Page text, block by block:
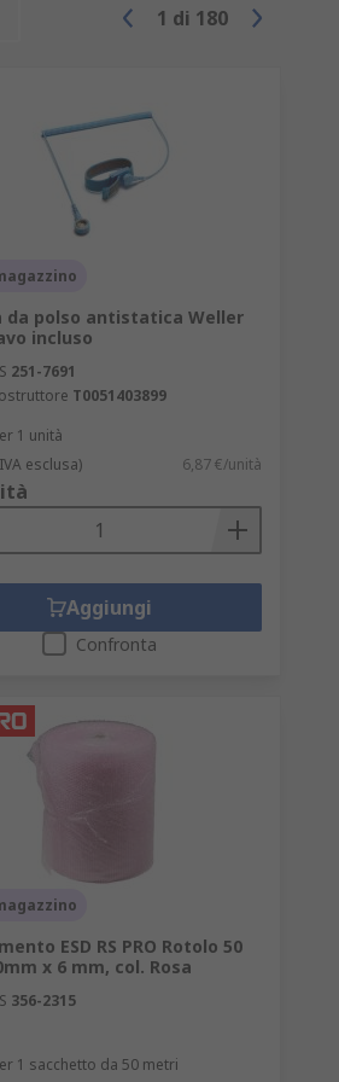
in un'ampia
1 di 180
da polso antistatica Weller
incluso
251-7691
T0051403899
1 unità
esclusa) 6,87 €/unità
Aggiungi
Confronta
ESD RS PRO Rotolo 50
x 6 mm, col. Rosa
356-2315
1 sacchetto da 50 metri